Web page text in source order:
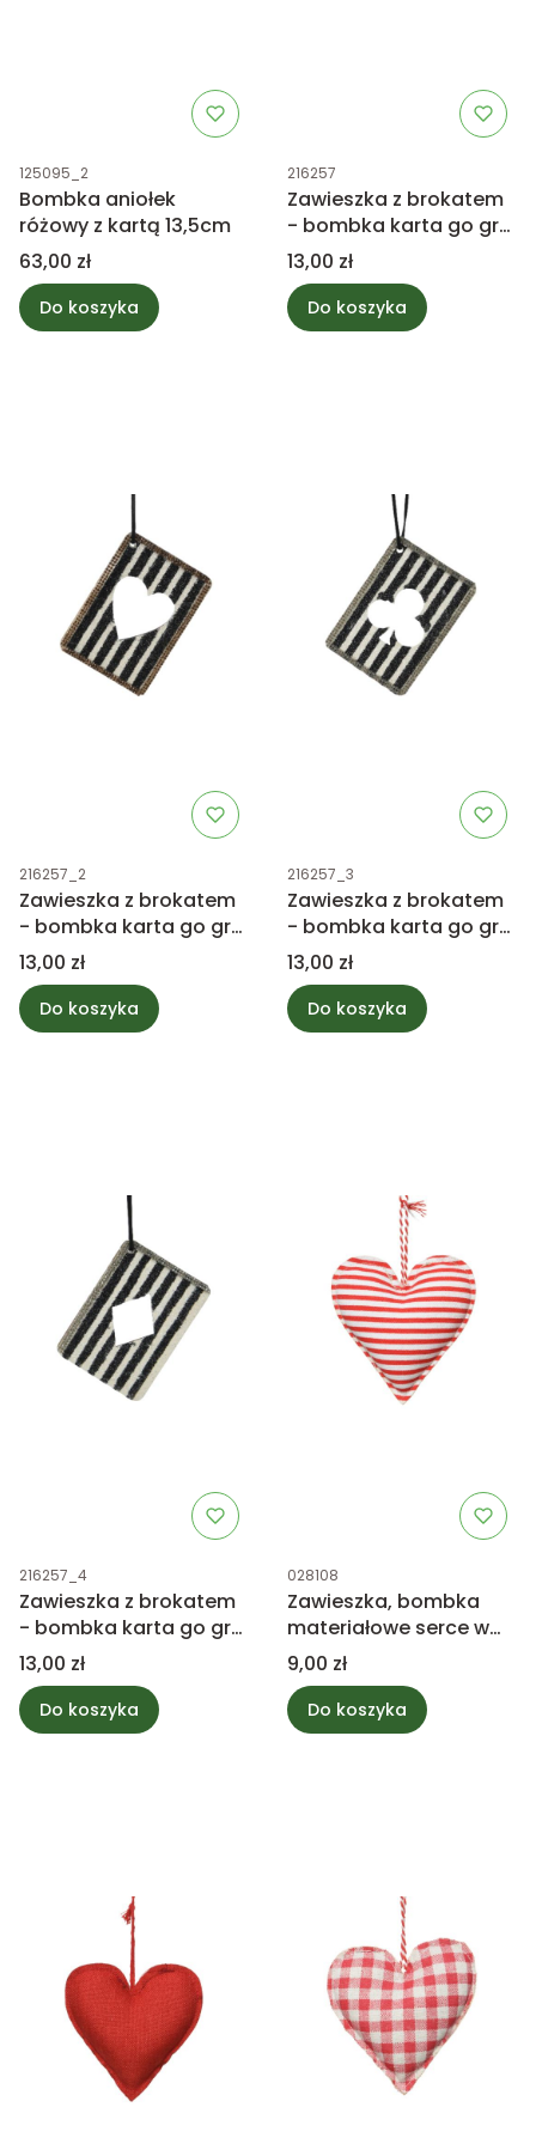
Kod produktu
125095_2
Bombka aniołek
różowy z kartą 13,5cm
Cena
63,00 zł
Do koszyka
Kod produktu
216257
Zawieszka z brokatem
- bombka karta go gry,
pik 10cm
Cena
13,00 zł
Do koszyka
Kod produktu
216257_2
Zawieszka z brokatem
- bombka karta go gry,
kier 10cm
Cena
13,00 zł
Do koszyka
Kod produktu
216257_3
Zawieszka z brokatem
- bombka karta go gry,
trefl 10cm
Cena
13,00 zł
Do koszyka
Kod produktu
216257_4
Zawieszka z brokatem
- bombka karta go gry,
karo 10cm
Cena
13,00 zł
Do koszyka
Kod produktu
028108
Zawieszka, bombka
materiałowe serce w
czerwone paski
Cena
9,00 zł
Do koszyka